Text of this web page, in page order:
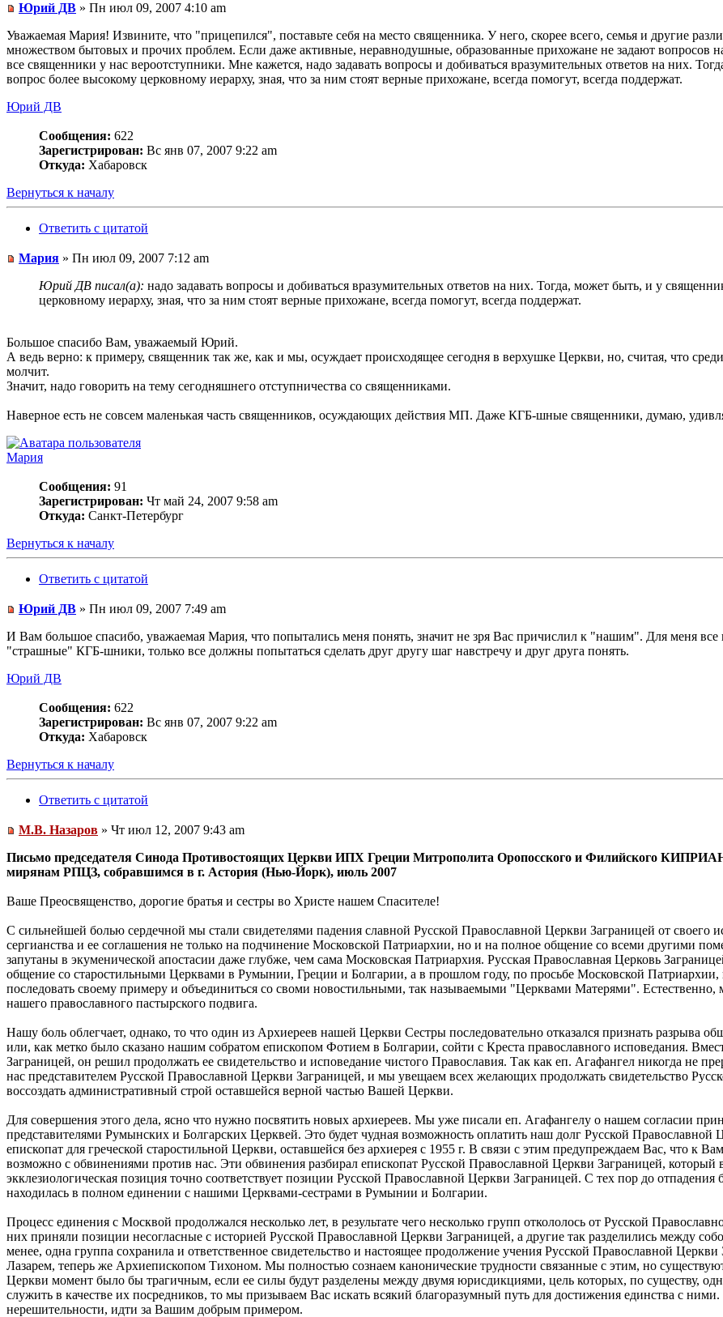
Юрий ДВ » Пн июл 09, 2007 4:10 am
Уважаемая Мария! Извините, что "прицепился", поставьте себя на место священника. У него, скорее всего, семья и другие
множеством бытовых и прочих проблем. Если даже активные, неравнодушные, образованные прихожане не задают вопросов
все священники у нас вероотступники. Мне кажется, надо задавать вопросы и добиваться вразумительных ответов на них.
вопрос более высокому церковному иерарху, зная, что за ним стоят верные прихожане, всегда помогут, всегда поддержат.
Юрий ДВ
Сообщения: 622
Зарегистрирован: Вс янв 07, 2007 9:22 am
Откуда: Хабаровск
Вернуться к началу
Ответить с цитатой
Мария » Пн июл 09, 2007 7:12 am
Юрий ДВ писал(а): надо задавать вопросы и добиваться вразумительных ответов на них. Тогда, может быть, и у
церковному иерарху, зная, что за ним стоят верные прихожане, всегда помогут, всегда поддержат.
Большое спасибо Вам, уважаемый Юрий.
А ведь верно: к примеру, священник так же, как и мы, осуждает происходящее сегодня в верхушке Церкви, но, считая, что
молчит.
Значит, надо говорить на тему сегодняшнего отступничества со священниками.
Наверное есть не совсем маленькая часть священников, осуждающих действия МП. Даже КГБ-шные священники, думаю,
Мария
Сообщения: 91
Зарегистрирован: Чт май 24, 2007 9:58 am
Откуда: Санкт-Петербург
Вернуться к началу
Ответить с цитатой
Юрий ДВ » Пн июл 09, 2007 7:49 am
И Вам большое спасибо, уважаемая Мария, что попытались меня понять, значит не зря Вас причислил к "нашим". Для меня
"страшные" КГБ-шники, только все должны попытаться сделать друг другу шаг навстречу и друг друга понять.
Юрий ДВ
Сообщения: 622
Зарегистрирован: Вс янв 07, 2007 9:22 am
Откуда: Хабаровск
Вернуться к началу
Ответить с цитатой
М.В. Назаров » Чт июл 12, 2007 9:43 am
Письмо председателя Синода Противостоящих Церкви ИПХ Греции Митрополита Оропосского и Филийского
мирянам РПЦЗ, собравшимся в г. Астория (Нью-Йорк), июль 2007
Ваше Преосвященство, дорогие братья и сестры во Христе нашем Спасителе!
С сильнейшей болью сердечной мы стали свидетелями падения славной Русской Православной Церкви Заграницей от своего
сергианства и ее соглашения не только на подчинение Московской Патриархии, но и на полное общение со всеми другими
запутаны в экуменической апостасии даже глубже, чем сама Московская Патриархия. Русская Православная Церковь
общение со старостильными Церквами в Румынии, Греции и Болгарии, а в прошлом году, по просьбе Московской
последовать своему примеру и объединиться со своми новостильными, так называемыми "Церквами Матерями". Естественно,
нашего православного пастырского подвига.
Нашу боль облегчает, однако, то что один из Архиереев нашей Церкви Сестры последовательно отказался признать разрыва
или, как метко было сказано нашим собратом епископом Фотием в Болгарии, сойти с Креста православного исповедания.
Заграницей, он решил продолжать ее свидетельство и исповедание чистого Православия. Так как еп. Агафангел никогда не
нас представителем Русской Православной Церкви Заграницей, и мы увещаем всех желающих продолжать свидетельство
воссоздать административный строй оставшейся верной частью Вашей Церкви.
Для совершения этого дела, ясно что нужно посвятить новых архиереев. Мы уже писали еп. Агафангелу о нашем согласии
представителями Румынских и Болгарских Церквей. Это будет чудная возможность оплатить наш долг Русской Православной
епископат для греческой старостильной Церкви, оставшейся без архиерея с 1955 г. В связи с этим предупреждаем Вас, что к
возможно с обвинениями против нас. Эти обвинения разбирал епископат Русской Православной Церкви Заграницей, который
экклезиологическая позиция точно соответствует позиции Русской Православной Церкви Заграницей. С тех пор до
находилась в полном единении с нашими Церквами-сестрами в Румынии и Болгарии.
Процесс единения с Москвой продолжался несколько лет, в результате чего несколько групп откололось от Русской
них приняли позиции несогласные с историей Русской Православной Церкви Заграницей, а другие так разделились между
менее, одна группа сохранила и ответственное свидетельство и настоящее продолжение учения Русской Православной
Лазарем, теперь же Архиепископом Тихоном. Мы полностью сознаем канонические трудности связанные с этим, но
Церкви момент было бы трагичным, если ее силы будут разделены между двумя юрисдикциями, цель которых, по существу,
служить в качестве их посредников, то мы призываем Вас искать всякий благоразумный путь для достижения единства с
нерешительности, идти за Вашим добрым примером.